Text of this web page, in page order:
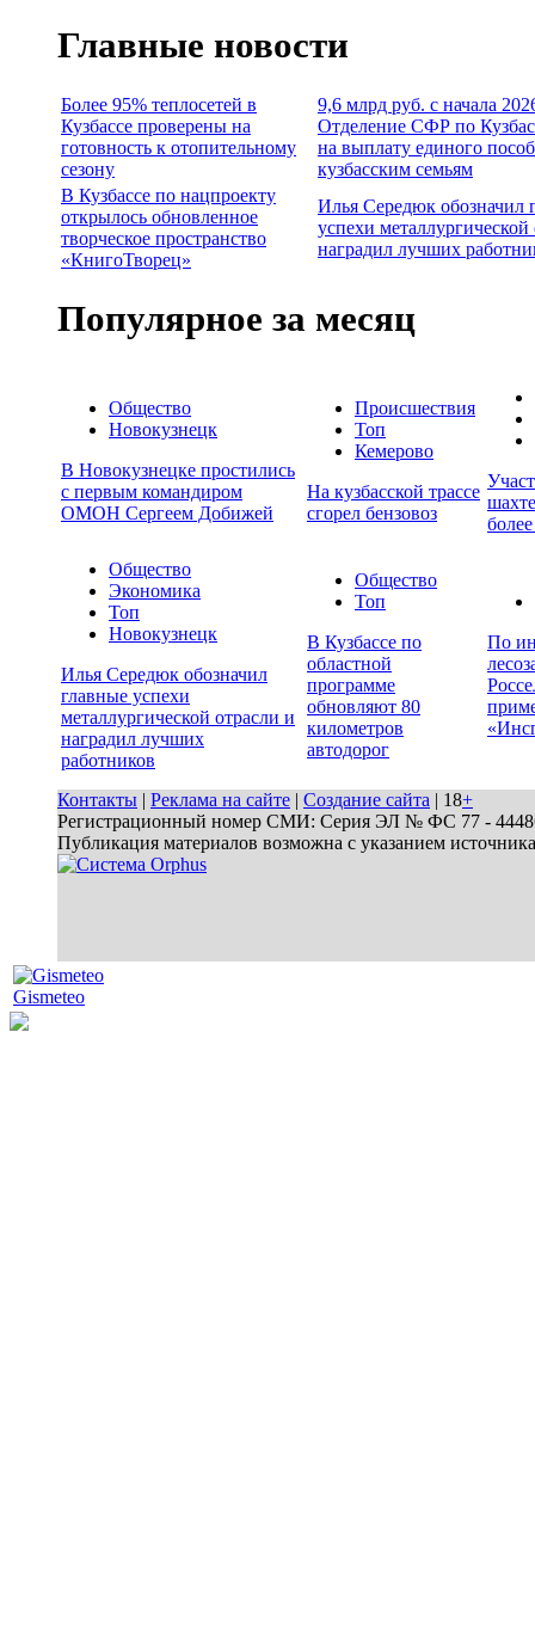
Главные новости
Более 95% теплосетей в
Кузбассе проверены на
готовность к отопительному
сезону
9,6 млрд руб. с начала
Отделение СФР по
на выплату единого
кузбасским семьям
В Кузбассе по нацпроекту
открылось обновленное
творческое пространство
«КнигоТворец»
Илья Середюк обозначил
успехи металлургической
наградил лучших
Популярное за месяц
Общество
Новокузнецк
В Новокузнецке простились
с первым командиром
ОМОН Сергеем Добижей
Происшествия
Топ
Кемерово
На кузбасской трассе
сгорел бензовоз
Общество
Экономика
Топ
Новокузнецк
Илья Середюк обозначил
главные успехи
металлургической отрасли и
наградил лучших
работников
Общество
Топ
В Кузбассе по
областной
программе
обновляют 80
километров
автодорог
По
Контакты | Реклама на сайте | Создание сайта | 18+
Регистрационный номер СМИ: Серия ЭЛ № ФС 77 - 44486
Публикация материалов возможна с указанием
Gismeteo